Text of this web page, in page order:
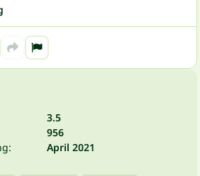
3.5
956
April 2021